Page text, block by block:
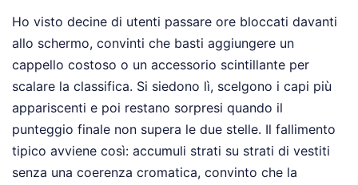
Ho visto decine di utenti passare ore bloccati davanti
allo schermo, convinti che basti aggiungere un
cappello costoso o un accessorio scintillante per
scalare la classifica. Si siedono lì, scelgono i capi più
appariscenti e poi restano sorpresi quando il
punteggio finale non supera le due stelle. Il fallimento
tipico avviene così: accumuli strati su strati di vestiti
senza una coerenza cromatica, convinto che la